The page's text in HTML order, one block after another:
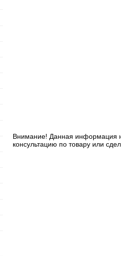
Внимание! Данная информация
консультацию по товару или